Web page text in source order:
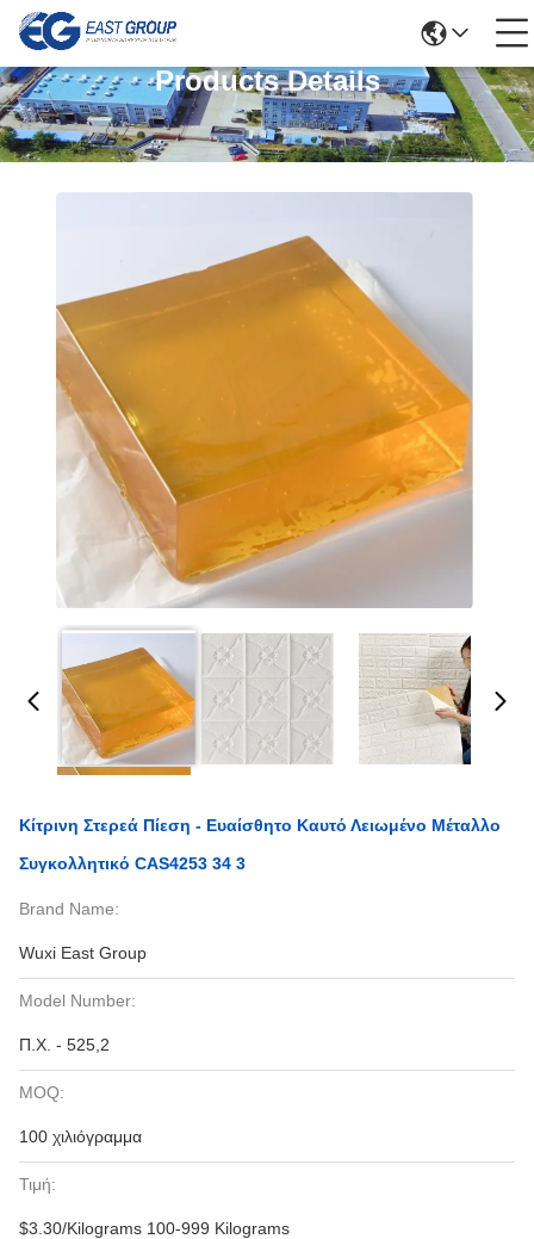
Products Details
Κίτρινη Στερεά Πίεση - Ευαίσθητο Καυτό Λειωμένο Μέταλλο
Συγκολλητικό CAS4253 34 3
Brand Name:
Wuxi East Group
Model Number:
Π.Χ. - 525,2
MOQ:
100 χιλιόγραμμα
Τιμή:
$3.30/Kilograms 100-999 Kilograms